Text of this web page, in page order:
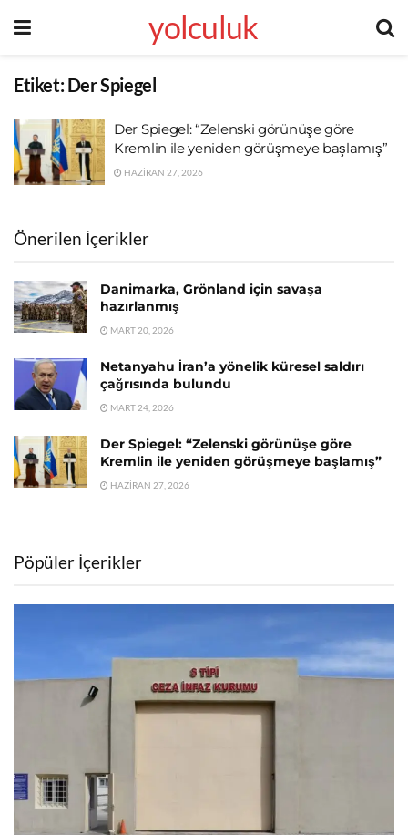
yolculuk
Etiket:Der Spiegel
Der Spiegel: “Zelenski görünüşe göre
Kremlin ile yeniden görüşmeye başlamış”
HAZIRAN 27, 2026
Önerilen İçerikler
Danimarka, Grönland için savaşa
hazırlanmış
MART 20, 2026
Netanyahu İran’a yönelik küresel saldırı
çağrısında bulundu
MART 24, 2026
Der Spiegel: “Zelenski görünüşe göre
Kremlin ile yeniden görüşmeye başlamış”
HAZIRAN 27, 2026
Pöpüler İçerikler